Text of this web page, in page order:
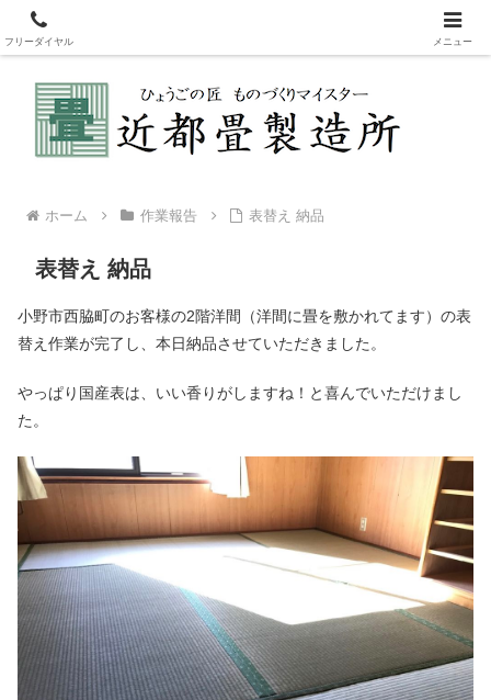
新畳・表替え・裏返しなどの畳製造販売。畳を変えてリフレッシュ！赤ちゃ
んも安心安全な国産畳表
ホーム 作業報告 表替え 納品
表替え 納品
小野市西脇町のお客様の2階洋間（洋間に畳を敷かれてます）の表
替え作業が完了し、本日納品させていただきました。
やっぱり国産表は、いい香りがしますね！と喜んでいただけまし
た。
フリーダイヤル メニュー